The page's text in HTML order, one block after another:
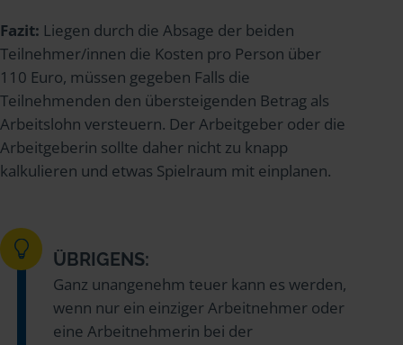
Fazit: Liegen durch die Absage der beiden
Teilnehmer/innen die Kosten pro Person über
110 Euro, müssen gegeben Falls die
Teilnehmenden den übersteigenden Betrag als
Arbeitslohn versteuern. Der Arbeitgeber oder die
Arbeitgeberin sollte daher nicht zu knapp
kalkulieren und etwas Spielraum mit einplanen.
ÜBRIGENS:
Ganz unangenehm teuer kann es werden,
wenn nur ein einziger Arbeitnehmer oder
eine Arbeitnehmerin bei der